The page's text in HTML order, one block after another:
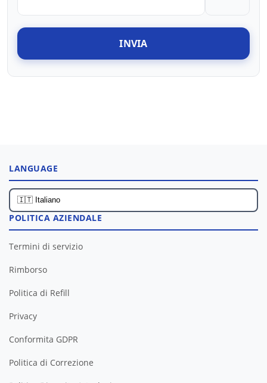
INVIA
LANGUAGE
POLITICA AZIENDALE
Termini di servizio
Rimborso
Politica di Refill
Privacy
Conformita GDPR
Politica di Correzione